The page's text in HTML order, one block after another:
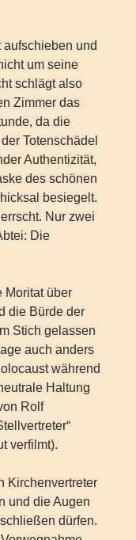
und
um seine
schlägt also
Zimmer das
da die
Totenschädel
Authentizität,
des schönen
besiegelt.
Nur zwei
Die
Moritat über
die Bürde der
Stich gelassen
auch anders
während
Haltung
Rolf
verfilmt).
Kirchenvertreter
und die Augen
dürfen.